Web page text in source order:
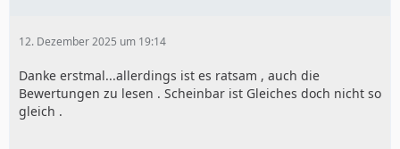
12. Dezember 2025 um 19:14
Danke erstmal...allerdings ist es ratsam , auch die
Bewertungen zu lesen . Scheinbar ist Gleiches doch nicht so
gleich .